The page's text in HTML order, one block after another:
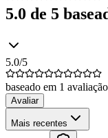
5.0 de 5
5.0/5
baseado em 1 avaliação
Avaliar
Mais recentes